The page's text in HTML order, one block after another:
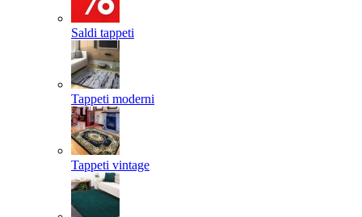
Saldi tappeti
Tappeti moderni
Tappeti vintage